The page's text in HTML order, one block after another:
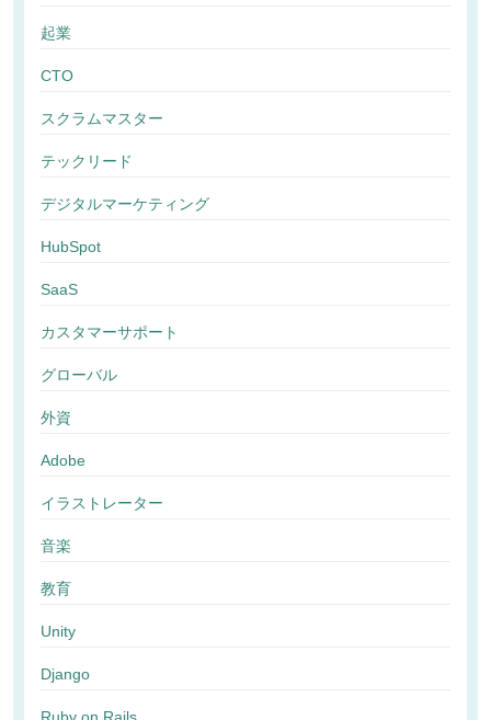
起業
CTO
スクラムマスター
テックリード
デジタルマーケティング
HubSpot
SaaS
カスタマーサポート
グローバル
外資
Adobe
イラストレーター
音楽
教育
Unity
Django